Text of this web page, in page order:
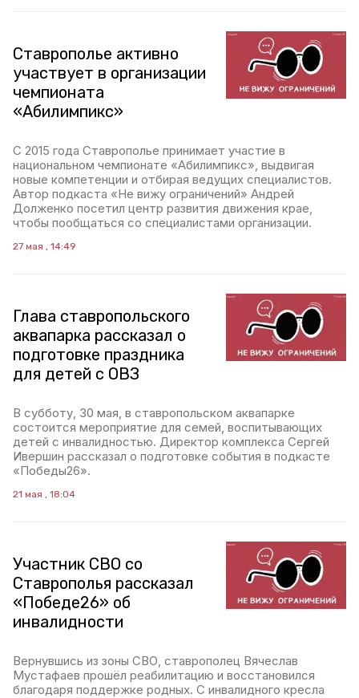
Ставрополье активно
участвует в организации
чемпионата
«Абилимпикс»
С 2015 года Ставрополье принимает участие в
национальном чемпионате «Абилимпикс», выдвигая
новые компетенции и отбирая ведущих специалистов.
Автор подкаста «Не вижу ограничений» Андрей
Долженко посетил центр развития движения крае,
чтобы пообщаться со специалистами организации.
27 мая , 14:49
Глава ставропольского
аквапарка рассказал о
подготовке праздника
для детей с ОВЗ
В субботу, 30 мая, в ставропольском аквапарке
состоится мероприятие для семей, воспитывающих
детей с инвалидностью. Директор комплекса Сергей
Ивершин рассказал о подготовке события в подкасте
«Победы26».
21 мая , 18:04
Участник СВО со
Ставрополья рассказал
«Победе26» об
инвалидности
Вернувшись из зоны СВО, ставрополец Вячеслав
Мустафаев прошёл реабилитацию и восстановился
благодаря поддержке родных. С инвалидного кресла